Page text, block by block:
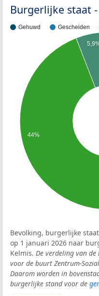
Burgerlijke staat
Gehuwd Gescheiden
44%
Bevolking, burgerlijke
op 1 januari 2026 naar
Kelmis. De verdeling van
voor de buurt Zentrum-
Daarom worden in
burgerlijke stand voor de